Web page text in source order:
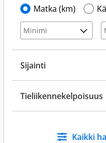
Matka (km)
Sijainti
Tieliikennekelpoisuus
Kaikki